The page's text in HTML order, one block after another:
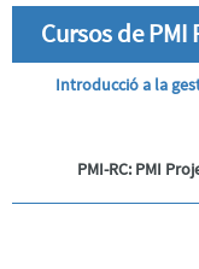
CURSOS
PRÒXIMS
Cursos de
Introducció a la
PMI-RC: PMI